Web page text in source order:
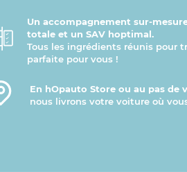
Un accompagnement sur-
totale et un SAV hoptimal.
Tous les ingrédients réunis pour
parfaite pour vous !
En hOpauto Store ou au pas de
nous livrons votre voiture où